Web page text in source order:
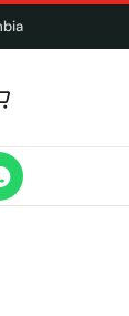
carrito está